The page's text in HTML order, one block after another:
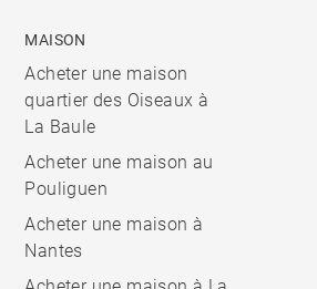
MAISON
Acheter une maison
quartier des Oiseaux à
La Baule
Acheter une maison au
Pouliguen
Acheter une maison à
Nantes